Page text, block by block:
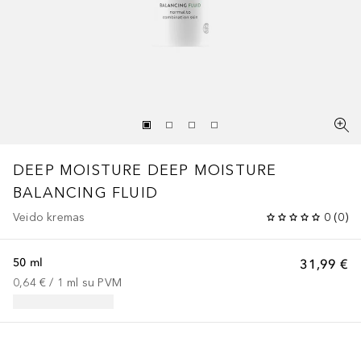
DEEP MOISTURE DEEP MOISTURE
BALANCING FLUID
Veido kremas 0 (0)
31,99 €
50 ml
0,64 € / 1 ml su PVM